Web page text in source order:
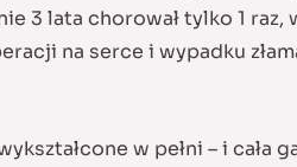
3 lata chorował tylko 1
na serce i wypadku
w pełni – i